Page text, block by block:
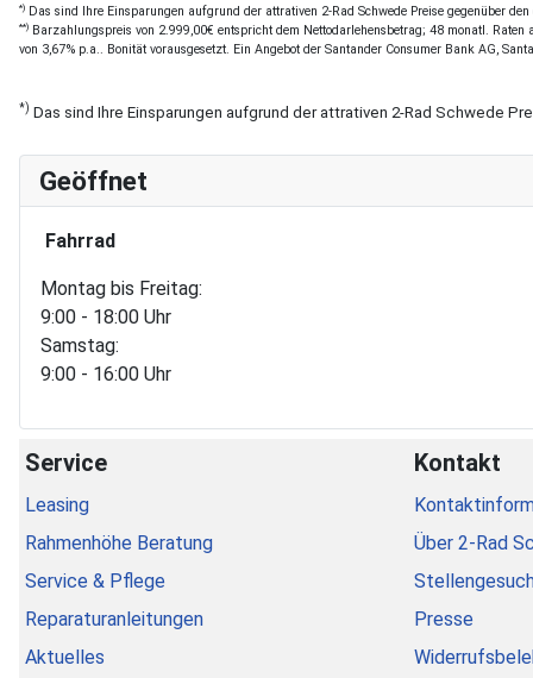
*) Das sind Ihre Einsparungen aufgrund der attrativen 2-Rad Schwede Preise gegenüber
**) Barzahlungspreis von 2.999,00€ entspricht dem Nettodarlehensbetrag; 48 monatl.
von 3,67% p.a.. Bonität vorausgesetzt. Ein Angebot der Santander Consumer Bank AG,
*) Das sind Ihre Einsparungen aufgrund der attrativen 2-Rad Schwede
Geöffnet
Fahrrad
Montag bis Freitag:
9:00 - 18:00 Uhr
Samstag:
9:00 - 16:00 Uhr
Service
Leasing
Rahmenhöhe Beratung
Service & Pflege
Reparaturanleitungen
Aktuelles
Kontakt
Über 2-Rad
Presse